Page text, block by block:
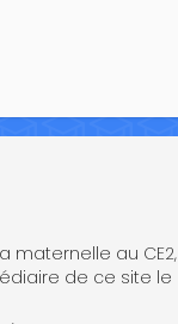
maternelle au CE2,
de ce site le